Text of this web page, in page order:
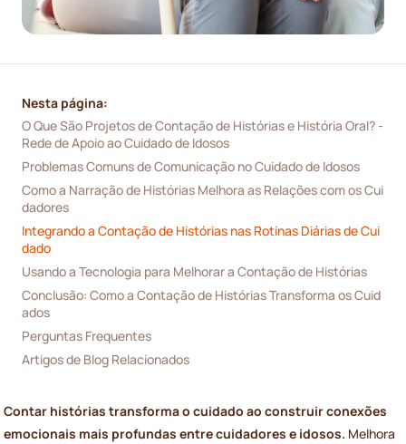
Nesta página:
O Que São Projetos de Contação de Histórias e História Oral? -
Rede de Apoio ao Cuidado de Idosos
Problemas Comuns de Comunicação no Cuidado de Idosos
Como a Narração de Histórias Melhora as Relações com os Cui
dadores
Integrando a Contação de Histórias nas Rotinas Diárias de Cui
dado
Usando a Tecnologia para Melhorar a Contação de Histórias
Conclusão: Como a Contação de Histórias Transforma os Cuid
ados
Perguntas Frequentes
Artigos de Blog Relacionados
Contar histórias transforma o cuidado ao construir conexões
emocionais mais profundas entre cuidadores e idosos. Melhora